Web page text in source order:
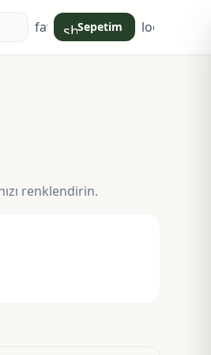
favoriteshopping_bag
Sepetim login
renklendirin.